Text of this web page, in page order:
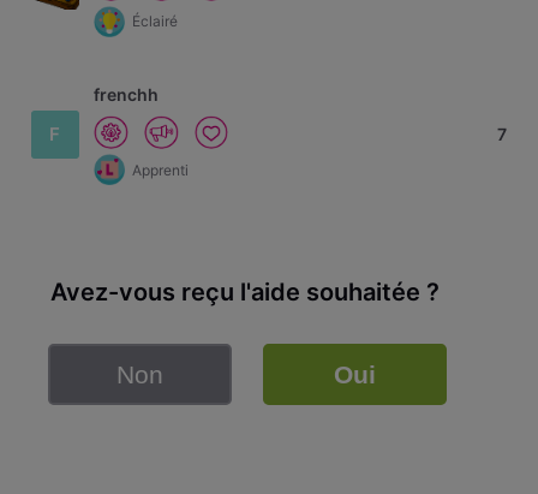
Éclairé
F
frenchh
Apprenti
7
Avez-vous reçu l'aide souhaitée ?
Non Oui